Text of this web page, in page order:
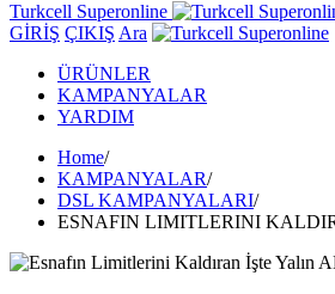
Turkcell Superonline
GİRİŞ ÇIKIŞ Ara
ÜRÜNLER
KAMPANYALAR
YARDIM
Home/
KAMPANYALAR/
DSL KAMPANYALARI/
ESNAFIN LIMITLERINI